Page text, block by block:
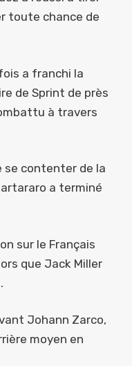
toute chance de
a franchi la
de Sprint de près
à travers
se contenter de la
a terminé
sur le Français
que Jack Miller
Johann Zarco,
moyen en